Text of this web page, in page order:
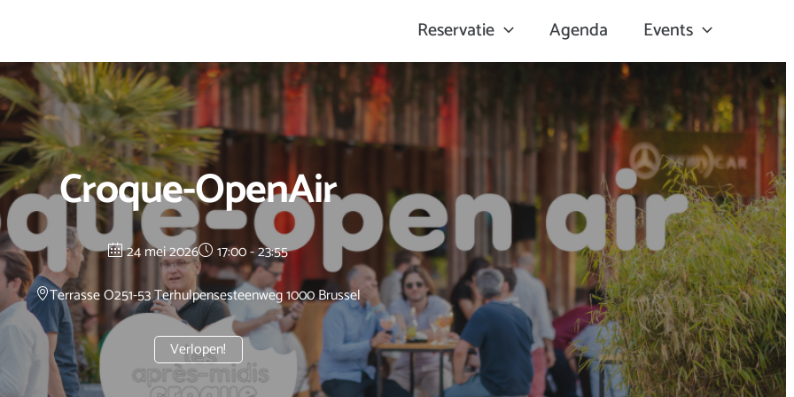
Reservatie Agenda Events
Croque-OpenAir
24 mei 2026
Verlopen!
17:00 - 23:55
Terrasse O251-53 Terhulpensesteenweg 1000 Brussel